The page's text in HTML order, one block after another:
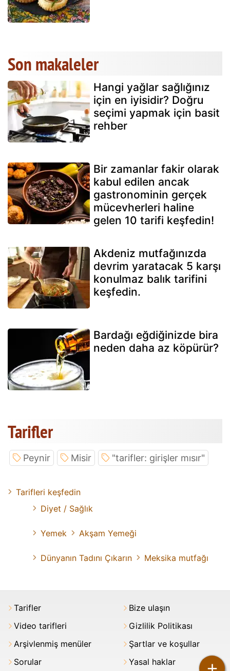
Son makaleler
Hangi yağlar sağlığınız
için en iyisidir? Doğru
seçimi yapmak için basit
rehber
Bir zamanlar fakir olarak
kabul edilen ancak
gastronominin gerçek
mücevherleri haline
gelen 10 tarifi keşfedin!
Akdeniz mutfağınızda
devrim yaratacak 5 karşı
konulmaz balık tarifini
keşfedin.
Bardağı eğdiğinizde bira
neden daha az köpürür?
Tarifler
Peynir Misir "tarifler: girişler mısır"
Tarifleri keşfedin
Diyet / Sağlık
Yemek Akşam Yemeği
Dünyanın Tadını Çıkarın Meksika mutfağı
Tarifler
Video tarifleri
Arşivlenmiş menüler
Sorular
Bize ulaşın
Gizlilik Politikası
Şartlar ve koşullar
Yasal haklar